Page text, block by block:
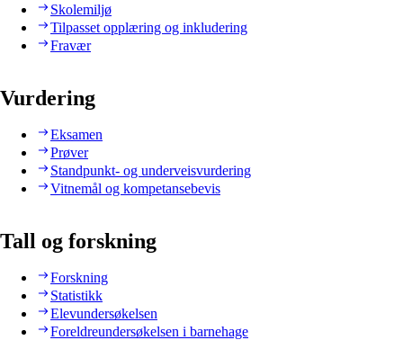
Skolemiljø
Tilpasset opplæring og inkludering
Fravær
Vurdering
Eksamen
Prøver
Standpunkt- og underveisvurdering
Vitnemål og kompetansebevis
Tall og forskning
Forskning
Statistikk
Elevundersøkelsen
Foreldreundersøkelsen i barnehage